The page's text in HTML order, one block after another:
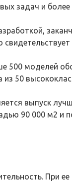
задач и
500 моделей
50
выпуск
90 000 м2 и
При